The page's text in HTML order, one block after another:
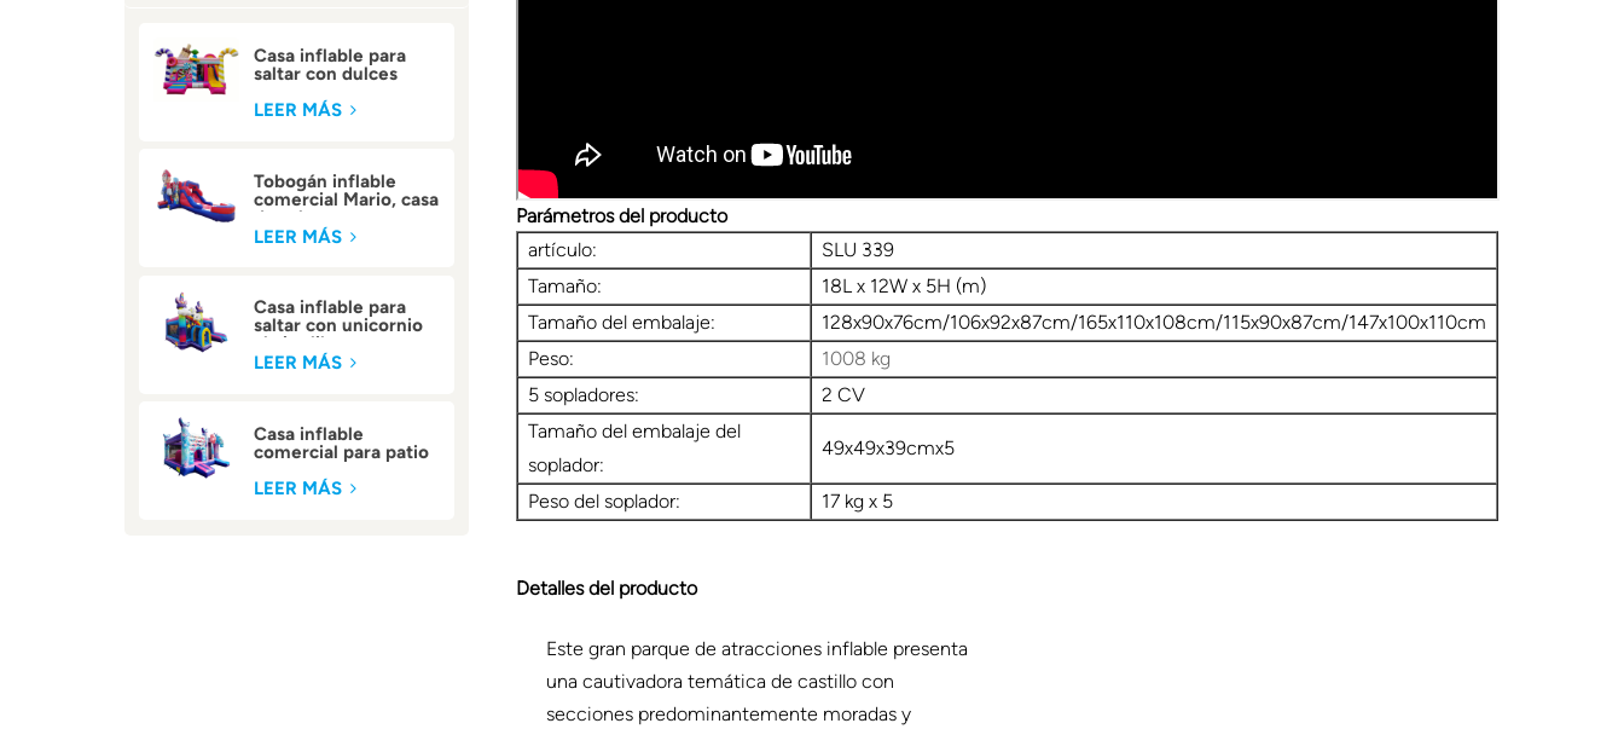
Casa inflable para
saltar con dulces
niños
LEER MÁS
Tobogán inflable
comercial Mario, casa
de rebote
LEER MÁS
Casa inflable para
saltar con unicornio
al aire libre
LEER MÁS
Casa inflable
comercial para patio
LEER MÁS
Parámetros del producto
artículo:
SLU 339
Tamaño:
18L x 12W x 5H (m)
Tamaño del embalaje:
128x90x76cm/106x92x87cm/165x110x108cm/115x90x87cm/147x100x110cm
Peso:
1008 kg
5 sopladores:
2 CV
Tamaño del embalaje del
soplador:
49x49x39cmx5
Peso del soplador: 17 kg x 5
Detalles del producto
Este gran parque de atracciones inflable presenta
una cautivadora temática de castillo con
secciones predominantemente moradas y